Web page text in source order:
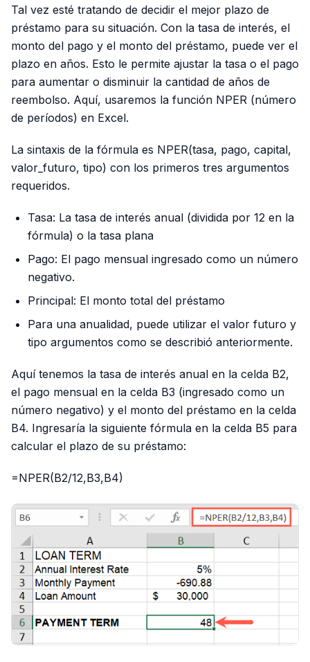
Tal vez esté tratando de decidir el mejor plazo de
préstamo para su situación. Con la tasa de interés, el
monto del pago y el monto del préstamo, puede ver el
plazo en años. Esto le permite ajustar la tasa o el pago
para aumentar o disminuir la cantidad de años de
reembolso. Aquí, usaremos la función NPER (número
de períodos) en Excel.
La sintaxis de la fórmula es NPER(tasa, pago, capital,
valor_futuro, tipo) con los primeros tres argumentos
requeridos.
Tasa: La tasa de interés anual (dividida por 12 en la
fórmula) o la tasa plana
Pago: El pago mensual ingresado como un número
negativo.
Principal: El monto total del préstamo
Para una anualidad, puede utilizar el valor futuro y
tipo argumentos como se describió anteriormente.
Aquí tenemos la tasa de interés anual en la celda B2,
el pago mensual en la celda B3 (ingresado como un
número negativo) y el monto del préstamo en la celda
B4. Ingresaría la siguiente fórmula en la celda B5 para
calcular el plazo de su préstamo:
=NPER(B2/12,B3,B4)